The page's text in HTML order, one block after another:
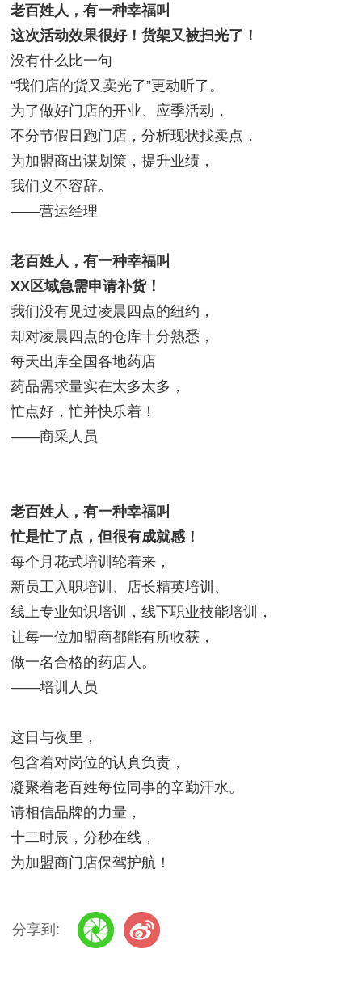
老百姓人，有一种幸福叫
这次活动效果很好！货架又被扫光了！
没有什么比一句
“我们店的货又卖光了”更动听了。
为了做好门店的开业、应季活动，
不分节假日跑门店，分析现状找卖点，
为加盟商出谋划策，提升业绩，
我们义不容辞。
——营运经理
老百姓人，有一种幸福叫
XX区域急需申请补货！
我们没有见过凌晨四点的纽约，
却对凌晨四点的仓库十分熟悉，
每天出库全国各地药店
药品需求量实在太多太多，
忙点好，忙并快乐着！
——商采人员
老百姓人，有一种幸福叫
忙是忙了点，但很有成就感！
每个月花式培训轮着来，
新员工入职培训、店长精英培训、
线上专业知识培训，线下职业技能培训，
让每一位加盟商都能有所收获，
做一名合格的药店人。
——培训人员
这日与夜里，
包含着对岗位的认真负责，
凝聚着老百姓每位同事的辛勤汗水。
请相信品牌的力量，
十二时辰，分秒在线，
为加盟商门店保驾护航！
分享到: